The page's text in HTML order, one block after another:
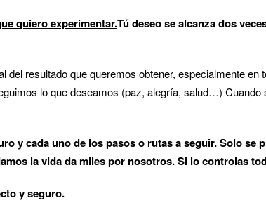
quiero experimentar.Tú deseo se alcanza dos
del resultado que queremos obtener, especialmente en
lo que deseamos (paz, alegría, salud…) Cuando
y cada uno de los pasos o rutas a seguir. Solo se
la vida da miles por nosotros. Si lo controlas
y seguro.